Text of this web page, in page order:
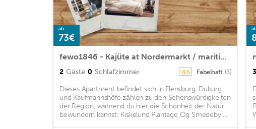
ab
73€
fewo1846 - Kajüte at Nordermarkt / maritime furnished studio apartment - Nordermarkt
2 Gäste 0 Schlafzimmer 8,6 Fabelhaft (3)
Dieses Apartment befindet sich in Flensburg. Duburg
und Kaufmannshöfe zählen zu den Sehenswürdigkeiten
der Region, während du hier die Schönheit der Natur
bewundern kannst: Kiskelund Plantage Og Smedeby ...
3